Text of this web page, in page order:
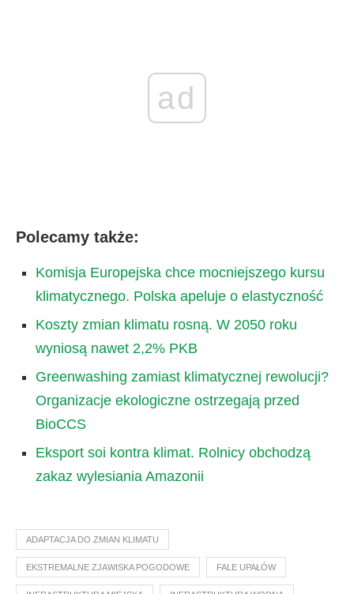
ad
Polecamy także:
Komisja Europejska chce mocniejszego kursu
klimatycznego. Polska apeluje o elastyczność
Koszty zmian klimatu rosną. W 2050 roku
wyniosą nawet 2,2% PKB
Greenwashing zamiast klimatycznej rewolucji?
Organizacje ekologiczne ostrzegają przed
BioCCS
Eksport soi kontra klimat. Rolnicy obchodzą
zakaz wylesiania Amazonii
ADAPTACJA DO ZMIAN KLIMATU
EKSTREMALNE ZJAWISKA POGODOWE FALE UPAŁÓW